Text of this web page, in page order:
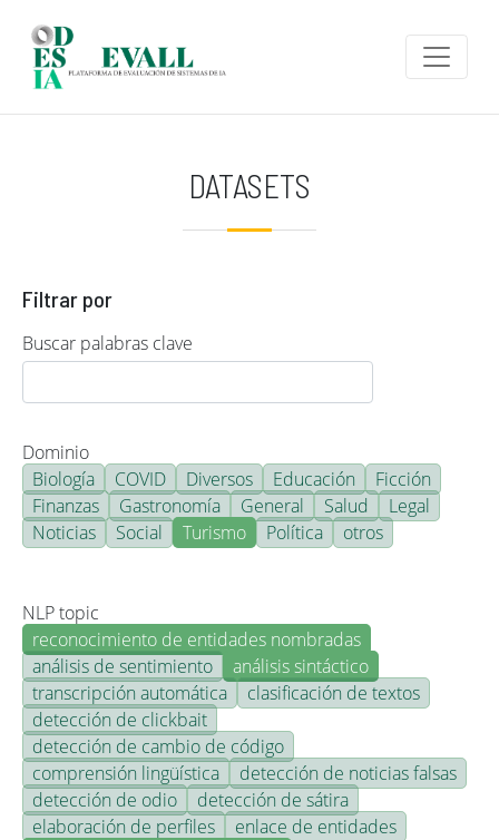
DATASETS
Filtrar por
Buscar palabras clave
Dominio
Biología
COVID Diversos Educación
Ficción
Finanzas
Gastronomía General Salud
Legal
Noticias
Social Turismo Política otros
NLP topic
reconocimiento de entidades nombradas
análisis de sentimiento
análisis sintáctico
transcripción automática
clasificación de textos
detección de clickbait
detección de cambio de código
comprensión lingüística
detección de noticias falsas
detección de odio
detección de sátira
elaboración de perfiles
enlace de entidades